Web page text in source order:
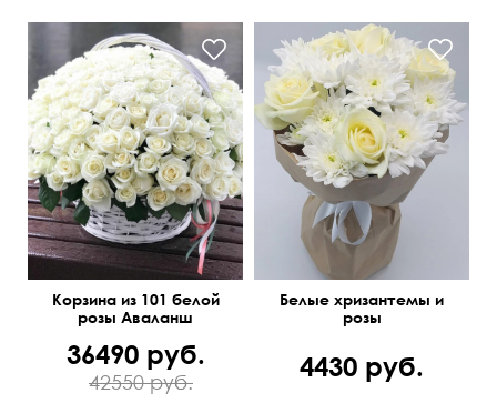
Оформление лентами
Корзина из 101 белой
розы Аваланш
36490 руб.
42550 руб.
Крафт бумага
Белые хризантемы и
розы
4430 руб.